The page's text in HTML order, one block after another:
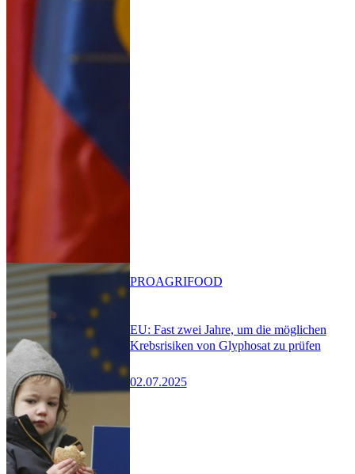
EU: Fast zwei Jahre, um die möglichen
Krebsrisiken von Glyphosat zu prüfen
02.07.2025
PROAGRIFOOD